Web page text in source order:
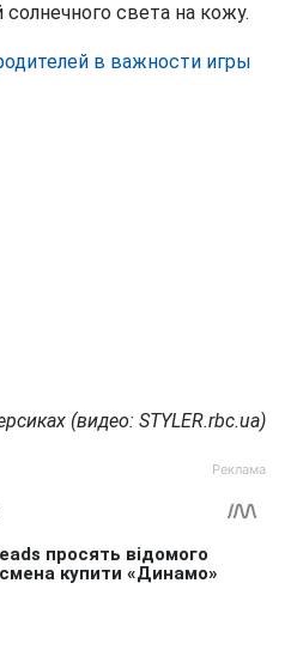
света на кожу.
в важности игры
(видео: STYLER.rbc.ua)